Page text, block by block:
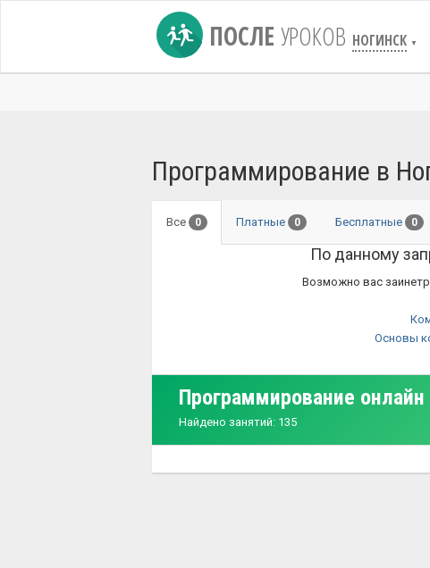
ПОСЛЕ УРОКОВ НОГИНСК ▼
Программирование в
Все 0 Платные 0 Бесплатные 0
По данному
Возможно вас
Основы
Программирование онлайн
Найдено занятий: 135